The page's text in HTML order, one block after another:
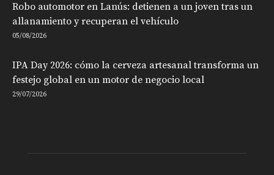
Robo automotor en Lanús: detienen a un joven tras un
allanamiento y recuperan el vehículo
05/08/2026
IPA Day 2026: cómo la cerveza artesanal transforma un
festejo global en un motor de negocio local
29/07/2026